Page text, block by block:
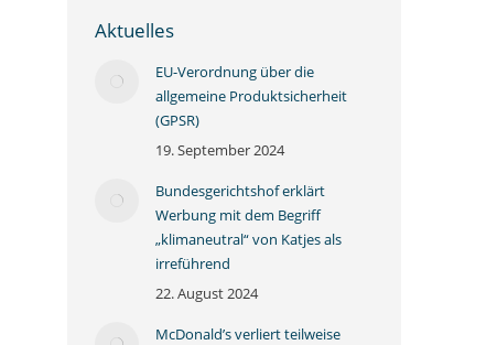
Aktuelles
EU-Verordnung über die
allgemeine Produktsicherheit
(GPSR)
19. September 2024
Bundesgerichtshof erklärt
Werbung mit dem Begriff
„klimaneutral“ von Katjes als
irreführend
22. August 2024
McDonald’s verliert teilweise